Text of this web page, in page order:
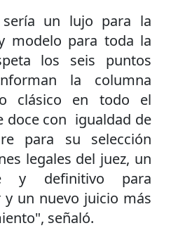
sería un lujo para la
modelo para toda la
los seis puntos
la columna
clásico en todo el
doce con igualdad de
para su selección
legales del juez, un
y definitivo para
un nuevo juicio más
señaló.